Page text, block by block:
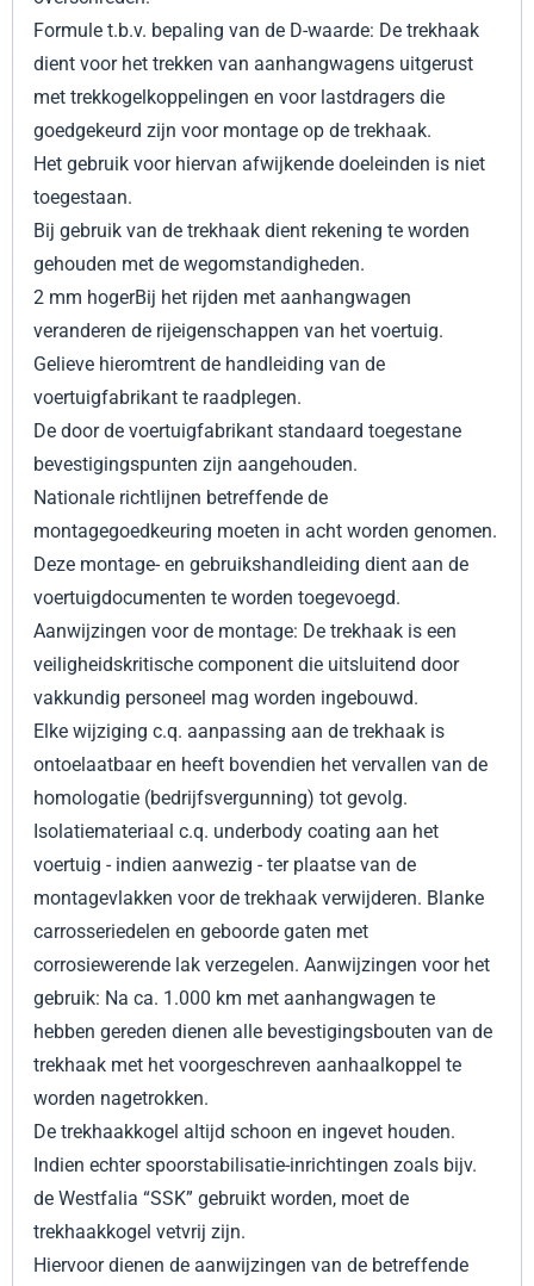
Formule t.b.v. bepaling van de D-waarde: De trekhaak
dient voor het trekken van aanhangwagens uitgerust
met trekkogelkoppelingen en voor lastdragers die
goedgekeurd zijn voor montage op de trekhaak.
Het gebruik voor hiervan afwijkende doeleinden is niet
toegestaan.
Bij gebruik van de trekhaak dient rekening te worden
gehouden met de wegomstandigheden.
2 mm hogerBij het rijden met aanhangwagen
veranderen de rijeigenschappen van het voertuig.
Gelieve hieromtrent de handleiding van de
voertuigfabrikant te raadplegen.
De door de voertuigfabrikant standaard toegestane
bevestigingspunten zijn aangehouden.
Nationale richtlijnen betreffende de
montagegoedkeuring moeten in acht worden genomen.
Deze montage- en gebruikshandleiding dient aan de
voertuigdocumenten te worden toegevoegd.
Aanwijzingen voor de montage: De trekhaak is een
veiligheidskritische component die uitsluitend door
vakkundig personeel mag worden ingebouwd.
Elke wijziging c.q. aanpassing aan de trekhaak is
ontoelaatbaar en heeft bovendien het vervallen van de
homologatie (bedrijfsvergunning) tot gevolg.
Isolatiemateriaal c.q. underbody coating aan het
voertuig - indien aanwezig - ter plaatse van de
montagevlakken voor de trekhaak verwijderen. Blanke
carrosseriedelen en geboorde gaten met
corrosiewerende lak verzegelen. Aanwijzingen voor het
gebruik: Na ca. 1.000 km met aanhangwagen te
hebben gereden dienen alle bevestigingsbouten van de
trekhaak met het voorgeschreven aanhaalkoppel te
worden nagetrokken.
De trekhaakkogel altijd schoon en ingevet houden.
Indien echter spoorstabilisatie-inrichtingen zoals bijv.
de Westfalia “SSK” gebruikt worden, moet de
trekhaakkogel vetvrij zijn.
Hiervoor dienen de aanwijzingen van de betreffende